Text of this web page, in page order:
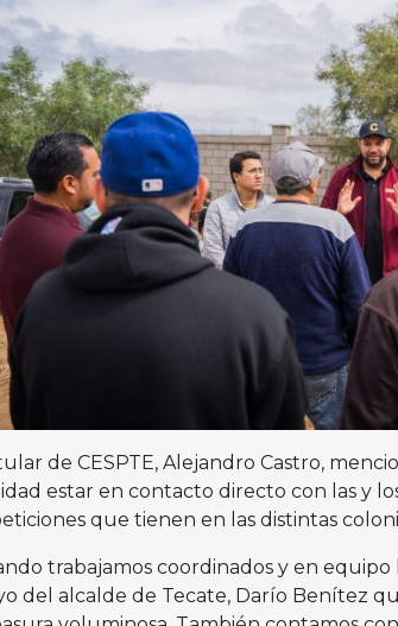
de CESPTE, Alejandro Castro,
estar en contacto directo con las y
que tienen en las distintas
trabajamos coordinados y en
del alcalde de Tecate, Darío Benítez